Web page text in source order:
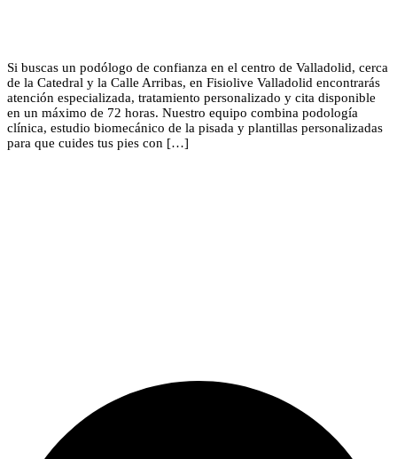
Si buscas un podólogo de confianza en el centro de Valladolid, cerca
de la Catedral y la Calle Arribas, en Fisiolive Valladolid encontrarás
atención especializada, tratamiento personalizado y cita disponible
en un máximo de 72 horas. Nuestro equipo combina podología
clínica, estudio biomecánico de la pisada y plantillas personalizadas
para que cuides tus pies con […]